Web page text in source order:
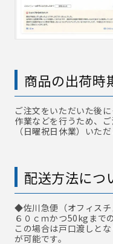
商品の出荷時
ご注文をいただいた後
作業などを行うため、
（日曜祝日休業）いただ
配送方法につ
◆佐川急便 （オフィス
６０ｃｍかつ50kgまでの
この場合は戸口渡しと
が可能です。